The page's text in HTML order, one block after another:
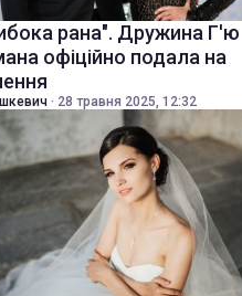
рана". Дружина Г'ю
офіційно подала на
· 28 травня 2025, 12:32